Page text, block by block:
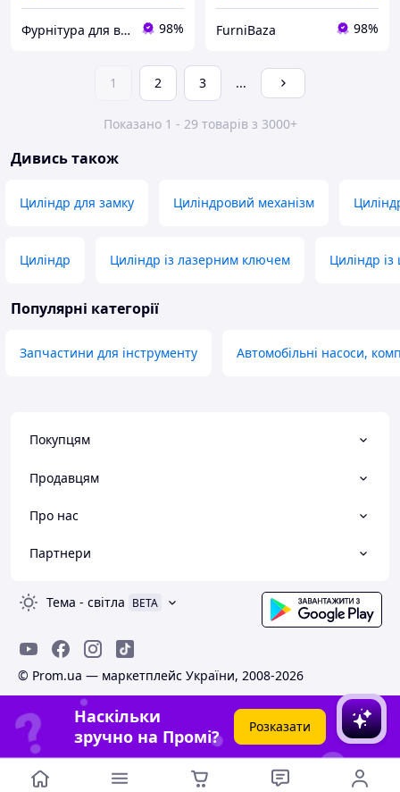
Фурнітура для вікон і дверей 98% FurniBaza 98%
1 2 3 ...
Показано 1 - 29 товарів з 3000+
Дивись також
Циліндр для замку Циліндровий механізм
Циліндр Циліндр із лазерним ключем Циліндр із
Популярні категорії
Запчастини для інструменту Автомобільні насоси,
Покупцям
Продавцям
Про нас
Партнери
Тема - світла BETA
© Prom.ua — маркетплейс України, 2008-2026
Наскільки
зручно на Промі?
Розказати